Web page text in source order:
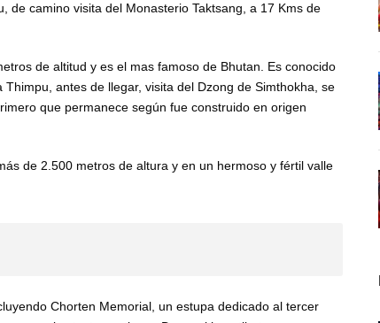
de camino visita del Monasterio Taktsang, a 17 Kms de
de altitud y es el mas famoso de Bhutan. Es conocido
Thimpu, antes de llegar, visita del Dzong de Simthokha, se
que permanece según fue construido en origen
de 2.500 metros de altura y en un hermoso y fértil valle
Chorten Memorial, un estupa dedicado al tercer